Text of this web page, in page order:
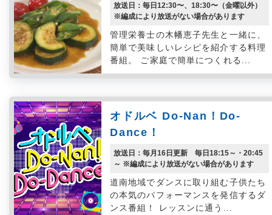
放送日：毎日12:30〜、18:30〜（金曜以外）
※編成により放送がない場合があります
管理栄養士の木幡恵子先生と一緒に、
簡単で美味しいレシピを紹介する料理
番組。 ご家庭で簡単につくれる...
オドルベ Do-Nan！Do-
Dance！
放送日：毎月16日更新 毎日18:15～・20:45
～ ※編成により放送がない場合があります
道南地域でダンスに取り組む子供たち
の本気のパフォーマンスを発信するダ
ンス番組！ レッスンに通う...